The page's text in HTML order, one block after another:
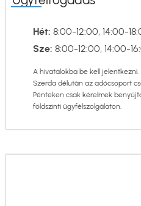
Hét: 8:00-12:00, 14:00-
Sze: 8:00-12:00, 14:00-
A hivatalokba be kell jelentkezni.
Szerda délután az adócsoport
Pénteken csak kérelmek
földszinti ügyfélszolgálaton.